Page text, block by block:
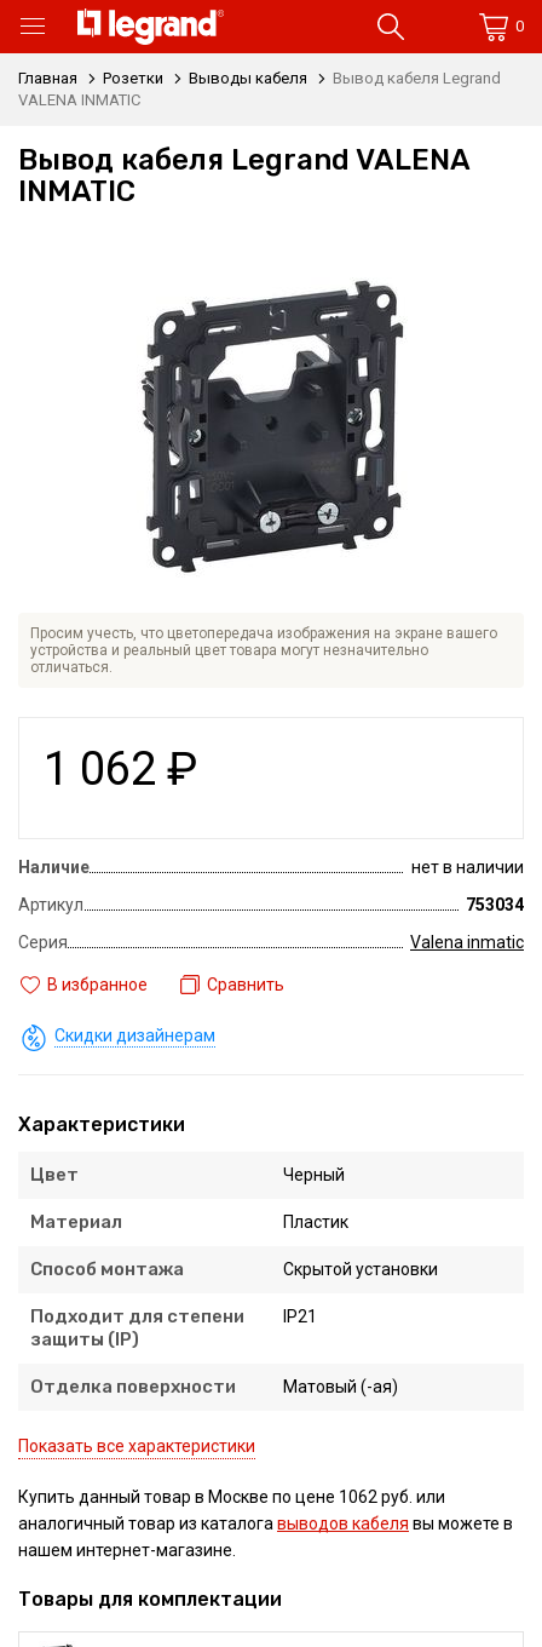
0
Главная Розетки Выводы кабеля
Вывод кабеля Legrand
VALENA INMATIC
Вывод кабеля Legrand VALENA
INMATIC
Просим учесть, что цветопередача изображения на экране вашего
устройства и реальный цвет товара могут незначительно
отличаться.
1 062 ₽
Наличие
нет в наличии
Артикул
753034
Серия
Valena inmatic
В избранное Сравнить
Скидки дизайнерам
Характеристики
Цвет Черный
Материал Пластик
Способ монтажа Скрытой установки
Подходит для степени
защиты (IP)
IP21
Отделка поверхности Матовый (-ая)
Показать все характеристики
Купить данный товар в Москве по цене 1062 руб. или
аналогичный товар из каталогавыводов кабеля вы можете в
нашем интернет-магазине.
Товары для комплектации